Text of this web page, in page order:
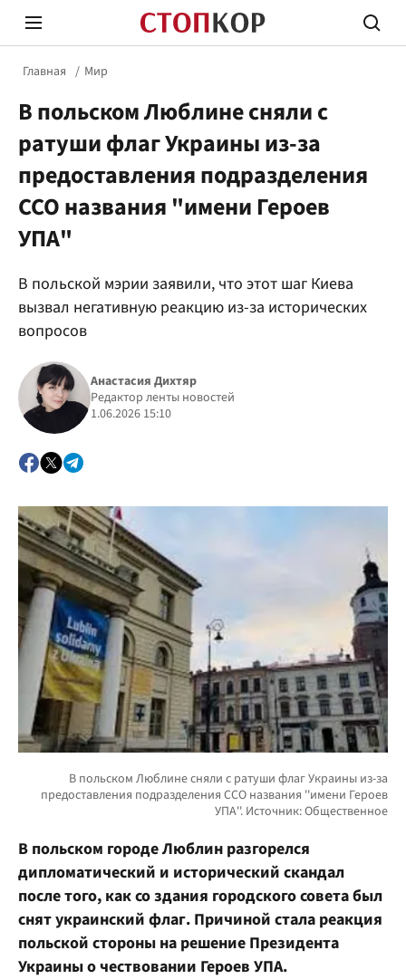
Стоп Политической Коррупции
Политика
Главная Мир
В польском Люблине сняли с
ратуши флаг Украины из-за
предоставления подразделения
ССО названия "имени Героев
УПА"
В польской мэрии заявили, что этот шаг Киева
вызвал негативную реакцию из-за исторических
вопросов
Анастасия Дихтяр
Редактор ленты новостей
1.06.2026 15:10
В польском городе Люблин разгорелся
дипломатический и исторический скандал
после того, как со здания городского совета был
снят украинский флаг. Причиной стала реакция
польской стороны на решение Президента
Украины о чествовании Героев УПА.